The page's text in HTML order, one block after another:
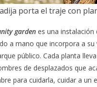
porta el traje con
garden es una instalación
a mano que incorpora a
público. Cada planta
de desplazados que
para cuidarla, cuidar a un